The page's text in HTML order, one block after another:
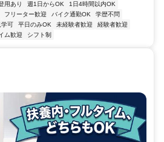
用あり 週1日からOK
1日4時間以内OK
フリーター歓迎 バイク通勤OK
学歴不問
可 平日のみOK 未経験者歓迎
経験者歓迎
ム歓迎 シフト制